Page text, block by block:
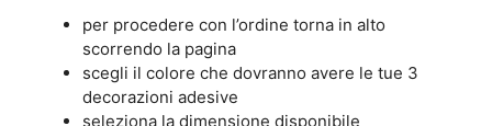
per procedere con l’ordine torna in alto
scorrendo la pagina
scegli il colore che dovranno avere le tue 3
decorazioni adesive
seleziona la dimensione disponibile